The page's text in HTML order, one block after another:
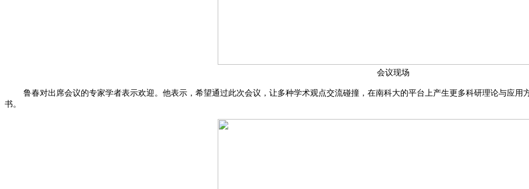
会议现场
鲁春对出席会议的专家学者表示欢迎。他表示，希望通过此次会议，让多种学术观点交流碰撞，在南科大的平台上产生更多科研理论与应用
书。